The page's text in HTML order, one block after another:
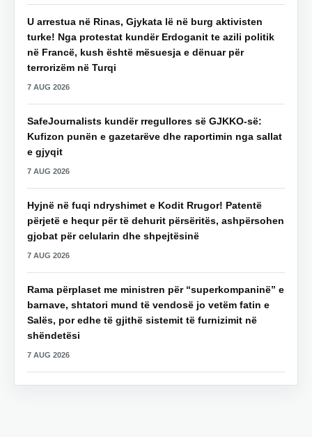
U arrestua në Rinas, Gjykata lë në burg aktivisten
turke! Nga protestat kundër Erdoganit te azili politik
në Francë, kush është mësuesja e dënuar për
terrorizëm në Turqi
7 AUG 2026
SafeJournalists kundër rregullores së GJKKO-së:
Kufizon punën e gazetarëve dhe raportimin nga sallat
e gjyqit
7 AUG 2026
Hyjnë në fuqi ndryshimet e Kodit Rrugor! Patentë
përjetë e hequr për të dehurit përsëritës, ashpërsohen
gjobat për celularin dhe shpejtësinë
7 AUG 2026
Rama përplaset me ministren për “superkompaninë” e
barnave, shtatori mund të vendosë jo vetëm fatin e
Salës, por edhe të gjithë sistemit të furnizimit në
shëndetësi
7 AUG 2026